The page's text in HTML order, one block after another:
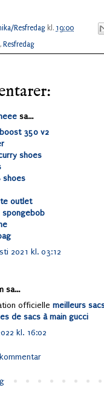
Resfredag kl. 19:00
, Resfredag
sa...
350 v2
shoes
shoes
outlet
spongebob
2021 kl. 03:12
sa...
officielle meilleurs
de sacs à main gucci
kl. 16:02